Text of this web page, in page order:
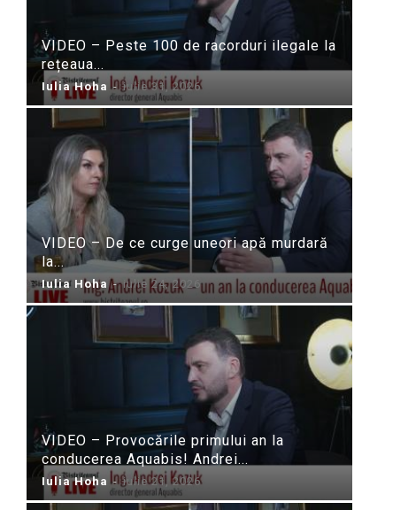
VIDEO – Peste 100 de racorduri ilegale la
rețeaua...
Iulia Hoha - iulie 31, 2026
VIDEO – De ce curge uneori apă murdară
la...
Iulia Hoha - iulie 24, 2026
VIDEO – Provocările primului an la
conducerea Aquabis! Andrei...
Iulia Hoha - iulie 21, 2026